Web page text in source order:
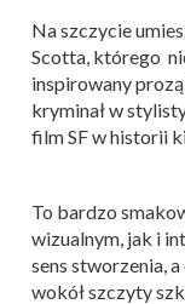
Na szczycie
Scotta, którego
inspirowany
kryminał w
film SF w historii
To bardzo
wizualnym, jak i
sens stworzenia,
wokół szczyty